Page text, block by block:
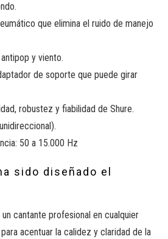
que elimina el ruido de manejo
y viento.
de soporte que puede girar
robustez y fiabilidad de Shure.
50 a 15.000 Hz
sido diseñado el
cantante profesional en cualquier
acentuar la calidez y claridad de la